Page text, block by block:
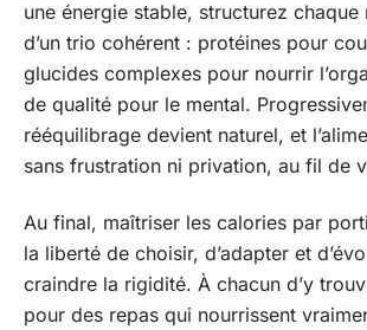
une énergie stable, structurez chaque
d’un trio cohérent : protéines pour
glucides complexes pour nourrir
de qualité pour le mental.
rééquilibrage devient naturel, et
sans frustration ni privation, au fil de
Au final, maîtriser les calories par
la liberté de choisir, d’adapter et
craindre la rigidité. À chacun d’y
pour des repas qui nourrissent